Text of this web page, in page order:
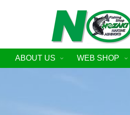
ABOUT US WEB SHOP